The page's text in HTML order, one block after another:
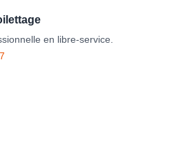
en libre-service.